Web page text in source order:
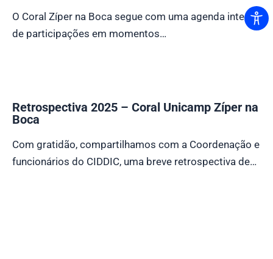
O Coral Zíper na Boca segue com uma agenda intensa
de participações em momentos…
Retrospectiva 2025 – Coral Unicamp Zíper na
Boca
Com gratidão, compartilhamos com a Coordenação e
funcionários do CIDDIC, uma breve retrospectiva de…